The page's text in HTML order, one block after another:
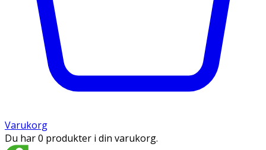
Varukorg
Du har 0 produkter i din varukorg.